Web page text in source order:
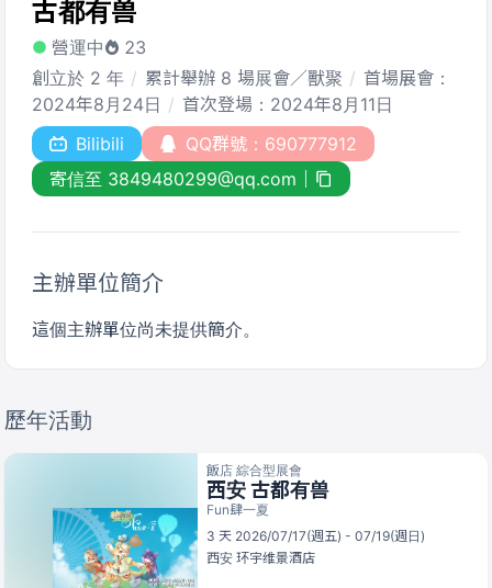
古都有兽
營運中
23
創立於 2 年
累計舉辦 8 場展會／獸聚
首場展會：
2024年8月24日
首次登場：2024年8月11日
Bilibili
QQ群號：690777912
寄信至 3849480299@qq.com
主辦單位簡介
這個主辦單位尚未提供簡介。
歷年活動
飯店 綜合型展會
西安 古都有兽
Fun肆一夏
3 天 2026/07/17(週五) - 07/19(週日)
西安 环宇维景酒店